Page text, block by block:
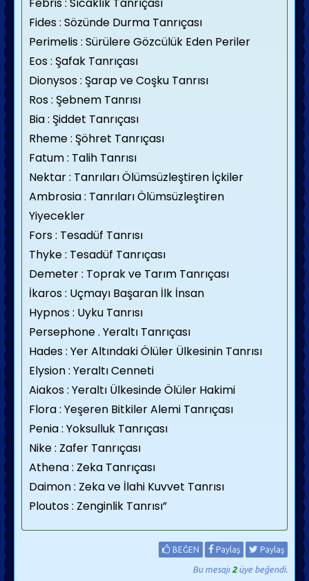
Fides : Sözünde Durma Tanrıçası
Perimelis : Sürülere Gözcülük Eden Periler
Eos : Şafak Tanrıçası
Dionysos : Şarap ve Coşku Tanrısı
Ros : Şebnem Tanrısı
Bia : Şiddet Tanrıçası
Rheme : Şöhret Tanrıçası
Fatum : Talih Tanrısı
Nektar : Tanrıları Ölümsüzleştiren İçkiler
Ambrosia : Tanrıları Ölümsüzleştiren
Yiyecekler
Fors : Tesadüf Tanrısı
Thyke : Tesadüf Tanrıçası
Demeter : Toprak ve Tarım Tanrıçası
İkaros : Uçmayı Başaran İlk İnsan
Hypnos : Uyku Tanrısı
Persephone . Yeraltı Tanrıçası
Hades : Yer Altındaki Ölüler Ülkesinin Tanrısı
Elysion : Yeraltı Cenneti
Aiakos : Yeraltı Ülkesinde Ölüler Hakimi
Flora : Yeşeren Bitkiler Alemi Tanrıçası
Penia : Yoksulluk Tanrıçası
Nike : Zafer Tanrıçası
Athena : Zeka Tanrıçası
Daimon : Zeka ve İlahi Kuvvet Tanrısı
Ploutos : Zenginlik Tanrısı”
BEĞEN Paylaş Paylaş
Bu mesajı 2üye beğendi.